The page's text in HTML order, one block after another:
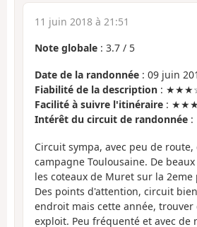
11 juin 2018 à 21:51
Note globale : 3.7 / 5
Date de la randonnée : 09 juin
Fiabilité de la description :
Facilité à suivre l'itinéraire :
Intérêt du circuit de randonnée
Circuit sympa, avec peu de route,
campagne Toulousaine. De
les coteaux de Muret sur la
Des points d'attention, circuit
endroit mais cette année, trouver
exploit. Peu fréquenté et avec de